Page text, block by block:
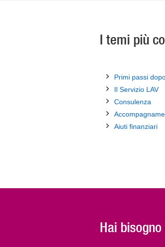
I temi più
Primi passi
Il Servizio LAV
Consulenza
Aiuti finanziari
Hai